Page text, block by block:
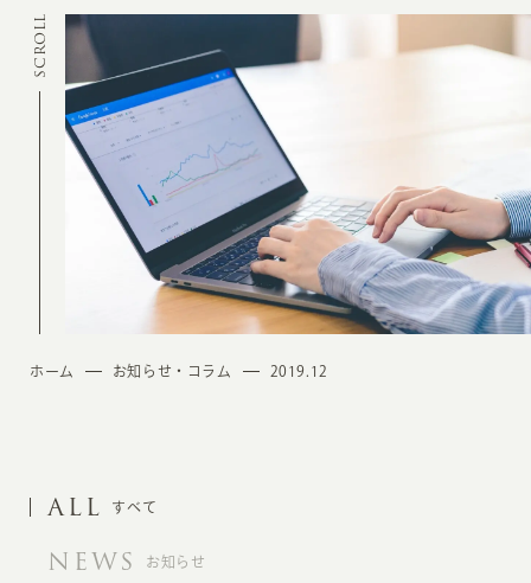
CREATION
MARKETING
SCROLL
ホーム お知らせ・コラム 2019.12
ALL すべて
NEWS お知らせ